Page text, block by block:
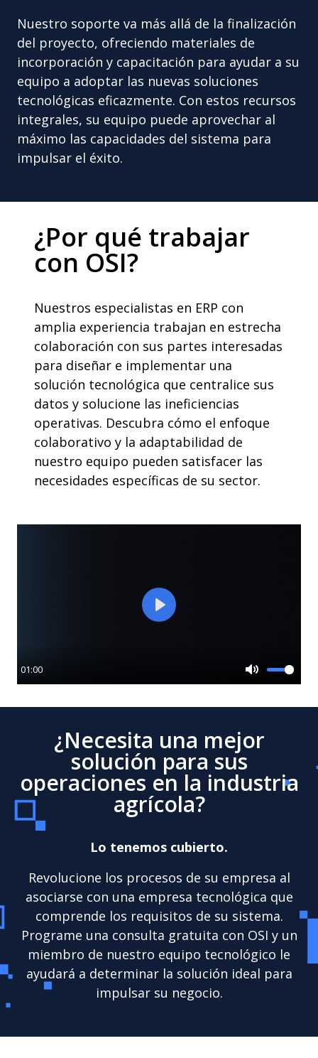
Nuestro soporte va más allá de la finalización
del proyecto, ofreciendo materiales de
incorporación y capacitación para ayudar a su
equipo a adoptar las nuevas soluciones
tecnológicas eficazmente. Con estos recursos
integrales, su equipo puede aprovechar al
máximo las capacidades del sistema para
impulsar el éxito.
¿Por qué trabajar
con OSI?
Nuestros especialistas en ERP con
amplia experiencia trabajan en estrecha
colaboración con sus partes interesadas
para diseñar e implementar una
solución tecnológica que centralice sus
datos y solucione las ineficiencias
operativas. Descubra cómo el enfoque
colaborativo y la adaptabilidad de
nuestro equipo pueden satisfacer las
necesidades específicas de su sector.
01:00
Mute
Play
¿Necesita una mejor
solución para sus
operaciones en la industria
agrícola?
Lo tenemos cubierto.
Revolucione los procesos de su empresa al
asociarse con una empresa tecnológica que
comprende los requisitos de su sistema.
Programe una consulta gratuita con OSI y un
miembro de nuestro equipo tecnológico le
ayudará a determinar la solución ideal para
impulsar su negocio.